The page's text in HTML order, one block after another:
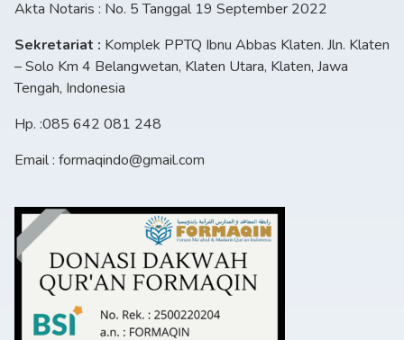
Akta Notaris : No. 5 Tanggal 19 September 2022
Sekretariat : Komplek PPTQ Ibnu Abbas Klaten. Jln. Klaten
– Solo Km 4 Belangwetan, Klaten Utara, Klaten, Jawa
Tengah, Indonesia
Hp. :085 642 081 248
Email : formaqindo@gmail.com